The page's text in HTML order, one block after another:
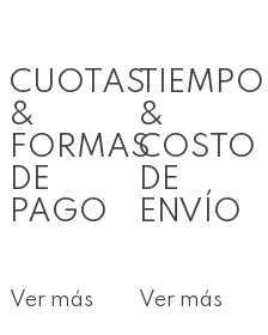
CUOTAS
&
FORMAS
DE
PAGO
Ver más
TIEMPO
&
COSTO
DE
ENVÍO
Ver más